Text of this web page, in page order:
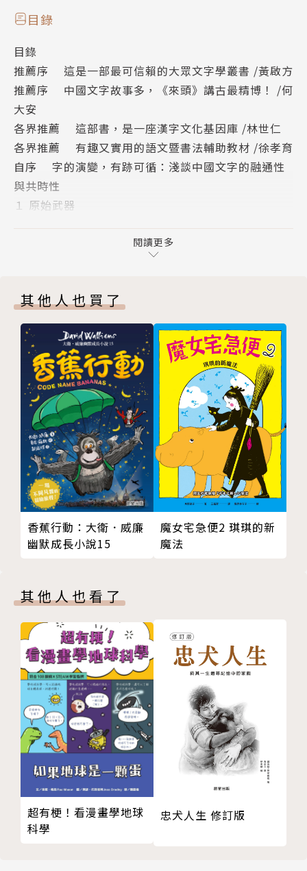
☉ 刑罰、五刑與法治
本系列特色
※附超展開古文字形表
【字字有來頭文字學家的殷墟筆記】系列共有五冊，由
國際甲骨文權威學者許進雄執筆，其核心概念是以甲骨
文字分析古代創字時的想法，經由研究字的演變過程，
以推敲古代文化、生活習慣、社會制度，找到造字者的
巧思和創意。在五冊中分別介紹「動物」、「戰爭與刑
罰篇」、「日常生活」及「器物製造」有關的字，全系
野生動物（打獵的對象、四靈）
一般動物（鳥類與其他）
家畜
02 戰爭與刑罰篇
原始、戰鬥及儀仗使用的武器
防護裝備
軍事行動與掠奪、軍事技能
刑罰、五刑與法治
政府的管理者
03日常生活篇Ⅰ
食物的種類，食物的採集與加工，烹飪的方式
衣服的採用，游牧與農耕的不同生活方式等
04日常生活篇Ⅱ
居住的演進、建築的形式，房間的分室等
交通的作用，行路的修建，車輿舟船的建造
05 器物製造篇
聖人造物
各類工藝
材料：玉石漆木皮革金屬陶
作者簡介
許進雄
目錄
目錄
推薦序 這是一部最可信賴的大眾文字學叢書 /黃啟方
推薦序 中國文字故事多，《來頭》講古最精博！ /何
大安
各界推薦 這部書，是一座漢字文化基因庫 /林世仁
各界推薦 有趣又實用的語文暨書法輔助教材 /徐孝育
自序 字的演變，有跡可循：淺談中國文字的融通性
與共時性
１ 原始武器
６ 掠奪
７ 刑罰
８ 五刑與法制
９ 軍事技能養成
10 政府的管理者
後記
版權頁
閱讀更多
其他人也買了
香蕉行動：大衛．威廉
幽默成長小說15
魔女宅急便2 琪琪的新
魔法
其他人也看了
超有梗！看漫畫學地球
科學
忠犬人生 修訂版